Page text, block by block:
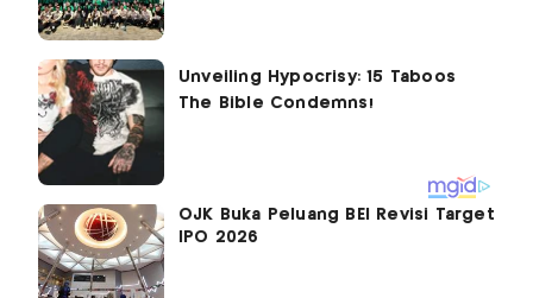
OJK Buka Peluang BEI Revisi Target
IPO 2026